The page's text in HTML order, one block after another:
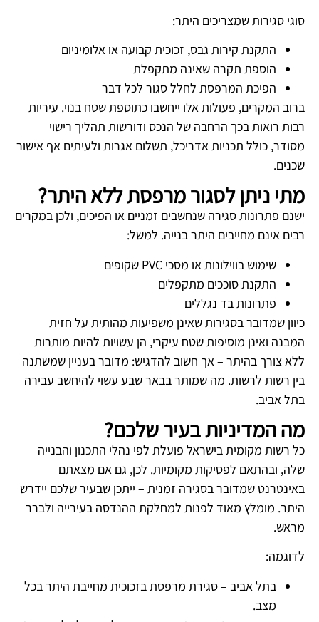
סוגי סגירות שמצריכים היתר:
התקנת קירות גבס, זכוכית קבועה או אלומיניום
הוספת תקרה שאינה מתקפלת
הפיכת המרפסת לחלל סגור לכל דבר
ברוב המקרים, פעולות אלו ייחשבו כתוספת שטח בנוי. עיריות
רבות רואות בכך הרחבה של הנכס ודורשות תהליך רישוי
מסודר, כולל תכניות אדריכל, תשלום אגרות ולעיתים אף אישור
שכנים.
מתי ניתן לסגור מרפסת ללא היתר?
ישנם פתרונות סגירה שנחשבים זמניים או הפיכים, ולכן במקרים
רבים אינם מחייבים היתר בנייה. למשל:
שימוש בווילונות או מסכי PVC שקופים
התקנת סוככים מתקפלים
פתרונות בד נגללים
כיוון שמדובר בסגירות שאינן משפיעות מהותית על חזית
המבנה ואינן מוסיפות שטח עיקרי, הן עשויות להיות מותרות
ללא צורך בהיתר – אך חשוב להדגיש: מדובר בעניין שמשתנה
בין רשות לרשות. מה שמותר בבאר שבע עשוי להיחשב עבירה
בתל אביב.
מה המדיניות בעיר שלכם?
כל רשות מקומית בישראל פועלת לפי נהלי התכנון והבנייה
שלה, ובהתאם לפסיקות מקומיות. לכן, גם אם מצאתם
באינטרנט שמדובר בסגירה זמנית – ייתכן שבעיר שלכם יידרש
היתר. מומלץ מאוד לפנות למחלקת ההנדסה בעירייה ולברר
מראש.
לדוגמה:
בתל אביב – סגירת מרפסת בזכוכית מחייבת היתר בכל
מצב.